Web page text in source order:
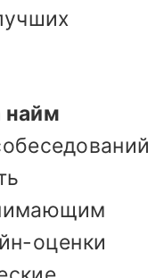
найм
оценки